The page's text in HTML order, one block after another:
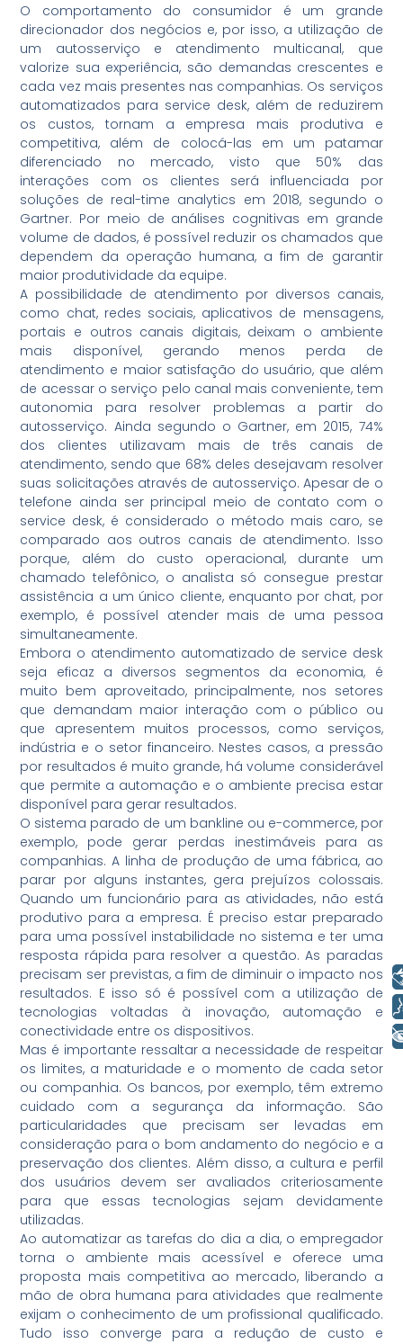
O comportamento do consumidor é um grande
direcionador dos negócios e, por isso, a utilização de
um autosserviço e atendimento multicanal, que
valorize sua experiência, são demandas crescentes e
cada vez mais presentes nas companhias. Os serviços
automatizados para service desk, além de reduzirem
os custos, tornam a empresa mais produtiva e
competitiva, além de colocá-las em um patamar
diferenciado no mercado, visto que 50% das
interações com os clientes será influenciada por
soluções de real-time analytics em 2018, segundo o
Gartner. Por meio de análises cognitivas em grande
volume de dados, é possível reduzir os chamados que
dependem da operação humana, a fim de garantir
maior produtividade da equipe.
A possibilidade de atendimento por diversos canais,
como chat, redes sociais, aplicativos de mensagens,
portais e outros canais digitais, deixam o ambiente
mais disponível, gerando menos perda de
atendimento e maior satisfação do usuário, que além
de acessar o serviço pelo canal mais conveniente, tem
autonomia para resolver problemas a partir do
autosserviço. Ainda segundo o Gartner, em 2015, 74%
dos clientes utilizavam mais de três canais de
atendimento, sendo que 68% deles desejavam resolver
suas solicitações através de autosserviço. Apesar de o
telefone ainda ser principal meio de contato com o
service desk, é considerado o método mais caro, se
comparado aos outros canais de atendimento. Isso
porque, além do custo operacional, durante um
chamado telefônico, o analista só consegue prestar
assistência a um único cliente, enquanto por chat, por
exemplo, é possível atender mais de uma pessoa
simultaneamente.
Embora o atendimento automatizado de service desk
seja eficaz a diversos segmentos da economia, é
muito bem aproveitado, principalmente, nos setores
que demandam maior interação com o público ou
que apresentem muitos processos, como serviços,
indústria e o setor financeiro. Nestes casos, a pressão
por resultados é muito grande, há volume considerável
que permite a automação e o ambiente precisa estar
disponível para gerar resultados.
O sistema parado de um bankline ou e-commerce, por
exemplo, pode gerar perdas inestimáveis para as
companhias. A linha de produção de uma fábrica, ao
parar por alguns instantes, gera prejuízos colossais.
Quando um funcionário para as atividades, não está
produtivo para a empresa. É preciso estar preparado
para uma possível instabilidade no sistema e ter uma
resposta rápida para resolver a questão. As paradas
precisam ser previstas, a fim de diminuir o impacto nos
resultados. E isso só é possível com a utilização de
tecnologias voltadas à inovação, automação e
conectividade entre os dispositivos.
Mas é importante ressaltar a necessidade de respeitar
os limites, a maturidade e o momento de cada setor
ou companhia. Os bancos, por exemplo, têm extremo
cuidado com a segurança da informação. São
particularidades que precisam ser levadas em
consideração para o bom andamento do negócio e a
preservação dos clientes. Além disso, a cultura e perfil
dos usuários devem ser avaliados criteriosamente
para que essas tecnologias sejam devidamente
utilizadas.
Ao automatizar as tarefas do dia a dia, o empregador
torna o ambiente mais acessível e oferece uma
proposta mais competitiva ao mercado, liberando a
mão de obra humana para atividades que realmente
exijam o conhecimento de um profissional qualificado.
Tudo isso converge para a redução de custo e
Libras
Voz
+ Acessibilidade